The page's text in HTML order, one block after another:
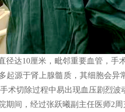
径达10厘米，毗邻重要血管，手
起源于肾上腺髓质，其细胞会
术切除过程中易出现血压剧烈波
期间，经过张跃曦副主任医师2